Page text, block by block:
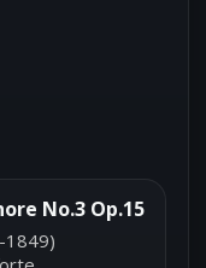
No.3 Op.15
1849)